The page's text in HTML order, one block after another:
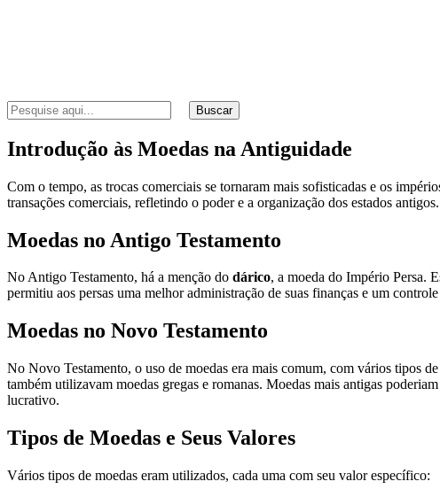
Buscar
Introdução às Moedas na Antiguidade
Com o tempo, as trocas comerciais se tornaram mais sofisticadas e os
transações comerciais, refletindo o poder e a organização dos estados antigos.
Moedas no Antigo Testamento
No Antigo Testamento, há a menção do dárico, a moeda do Império Persa.
permitiu aos persas uma melhor administração de suas finanças e um
Moedas no Novo Testamento
No Novo Testamento, o uso de moedas era mais comum, com vários tipos
também utilizavam moedas gregas e romanas. Moedas mais antigas
lucrativo.
Tipos de Moedas e Seus Valores
Vários tipos de moedas eram utilizados, cada uma com seu valor específico: